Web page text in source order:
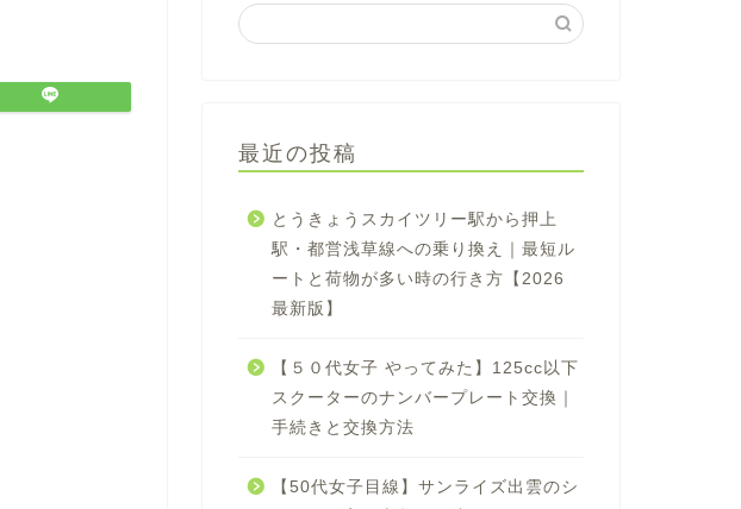
最近の投稿
とうきょうスカイツリー駅から押上
駅・都営浅草線への乗り換え｜最短ル
ートと荷物が多い時の行き方【2026
最新版】
【５０代女子 やってみた】125cc以下
スクーターのナンバープレート交換｜
手続きと交換方法
【50代女子目線】サンライズ出雲のシ